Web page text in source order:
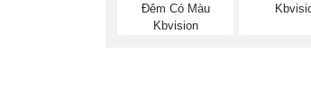
Đêm Có Màu
Kbvision